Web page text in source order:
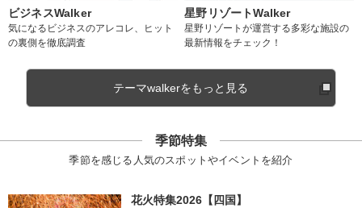
ビジネスWalker
気になるビジネスのアレコレ、ヒット
の裏側を徹底調査
星野リゾートWalker
星野リゾートが運営する多彩な施設の
最新情報をチェック！
テーマwalkerをもっと見る
季節特集
季節を感じる人気のスポットやイベントを紹介
花火特集2026【四国】